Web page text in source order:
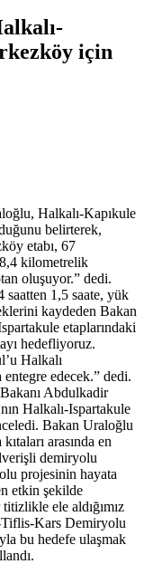
için
Halkalı-Kapıkule
belirterek,
etabı, 67
kilometrelik
oluşuyor.” dedi.
saatten 1,5 saate, yük
kaydeden Bakan
etaplarındaki
hedefliyoruz.
Halkalı
edecek.” dedi.
Abdulkadir
Halkalı-Ispartakule
Bakan Uraloğlu
arasında en
demiryolu
projesinin hayata
etkin şekilde
ele aldığımız
Tiflis-Kars Demiryolu
bu hedefe ulaşmak